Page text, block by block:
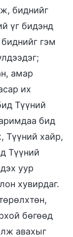
биднийг
үг бидэнд
гэм
амар
их
Түүний
бид
Түүний хайр,
Түүний
уур
хувирдаг.
бөгөөд
авахыг